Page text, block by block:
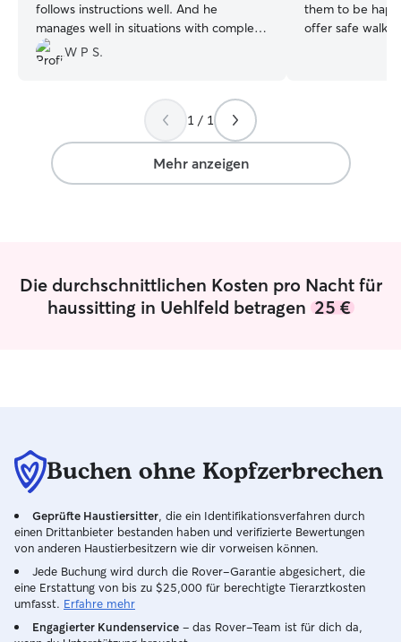
follows instructions well. And he
manages well in situations with complex
factors like medication and dogs who do
not like other dogs. We would hire him
W P S.
them to be
offer safe
Spaziergänge,
Betreuung –
eigenen Familie. 🇬🇧 English Taking care
walks at
constant
brauchen:
ständige
eine schöne Art,
fühlen und ihre
🇬🇧 English The
pets are my top
shared garden
1 / 1
Mehr anzeigen
Die durchschnittlichen Kosten pro Nacht für
haussitting in Uehlfeld betragen 25 €
Buchen ohne Kopfzerbrechen
Geprüfte Haustiersitter , die ein Identifikationsverfahren durch
einen Drittanbieter bestanden haben und verifizierte Bewertungen
von anderen Haustierbesitzern wie dir vorweisen können.
Jede Buchung wird durch die Rover-Garantie abgesichert, die
eine Erstattung von bis zu $25,000 für berechtigte Tierarztkosten
umfasst. Erfahre mehr
Engagierter Kundenservice – das Rover-Team ist für dich da,